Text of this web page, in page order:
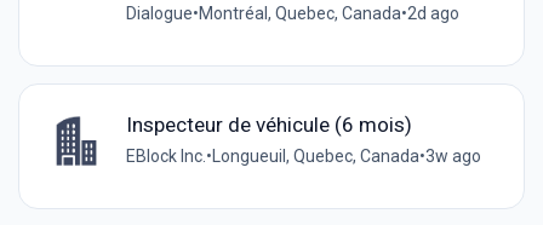
Dialogue•Montréal, Quebec, Canada•2d ago
Inspecteur de véhicule (6 mois)
EBlock Inc.•Longueuil, Quebec, Canada•3w ago